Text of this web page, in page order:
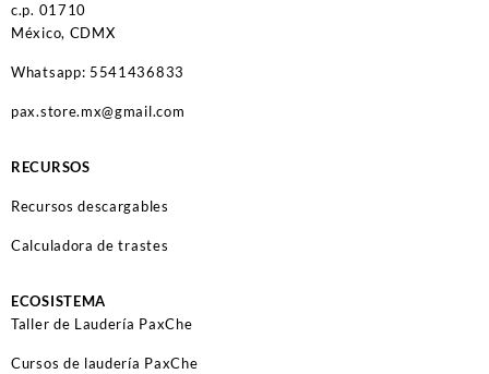
c.p. 01710
México, CDMX
Whatsapp: 5541436833
pax.store.mx@gmail.com
RECURSOS
Recursos descargables
Calculadora de trastes
ECOSISTEMA
Taller de Laudería PaxChe
Cursos de laudería PaxChe